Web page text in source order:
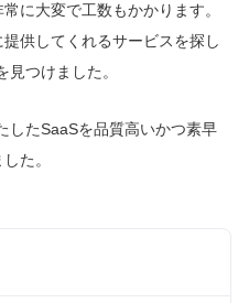
に大変で工数もかかります。
供してくれるサービスを探し
つけました。
したSaaSを品質高いかつ素早
た。